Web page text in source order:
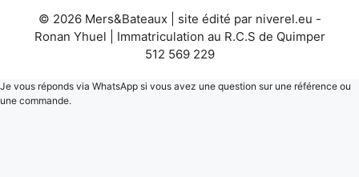
© 2026 Mers&Bateaux | site édité par niverel.eu -
Ronan Yhuel | Immatriculation au R.C.S de Quimper
512 569 229
Je vous réponds via WhatsApp si vous avez une question sur une référence ou
une commande.